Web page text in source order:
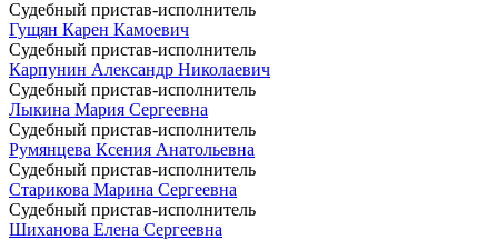
Судебный пристав-исполнитель
Гущян Карен Камоевич
Судебный пристав-исполнитель
Карпунин Александр Николаевич
Судебный пристав-исполнитель
Лыкина Мария Сергеевна
Судебный пристав-исполнитель
Румянцева Ксения Анатольевна
Судебный пристав-исполнитель
Старикова Марина Сергеевна
Судебный пристав-исполнитель
Шиханова Елена Сергеевна